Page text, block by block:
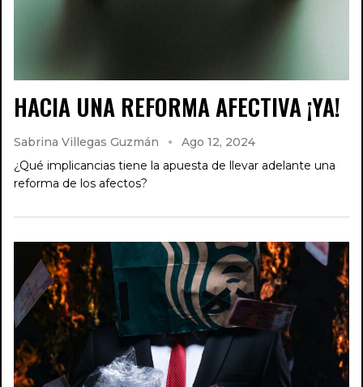
HACIA UNA REFORMA AFECTIVA ¡YA!
Sabrina Villegas Guzmán
Ago 12, 2024
¿Qué implicancias tiene la apuesta de llevar adelante una
reforma de los afectos?